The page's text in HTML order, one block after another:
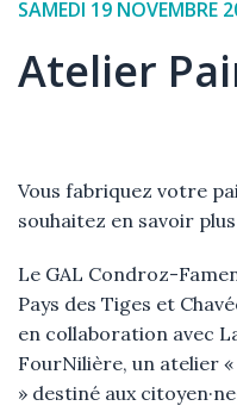
Date
l'événement
SAMEDI 19 NOVEMBRE
Atelier
Élément
Texte
Vous fabriquez votre
souhaitez en savoir
Le GAL Condroz-
Pays des Tiges et
en collaboration avec
FourNilière, un atelier «
» destiné aux